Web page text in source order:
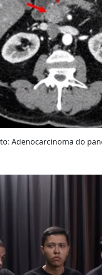
Adenocarcinoma do